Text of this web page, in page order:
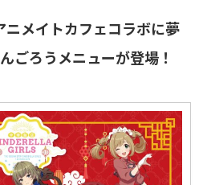
メイトカフェコラボに夢
ごろうメニューが登場！